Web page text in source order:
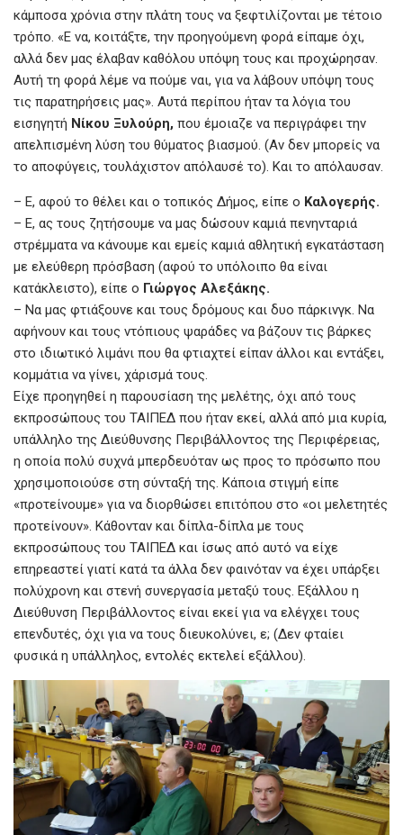
κάμποσα χρόνια στην πλάτη τους να ξεφτιλίζονται με τέτοιο
τρόπο. «Ε να, κοιτάξτε, την προηγούμενη φορά είπαμε όχι,
αλλά δεν μας έλαβαν καθόλου υπόψη τους και προχώρησαν.
Αυτή τη φορά λέμε να πούμε ναι, για να λάβουν υπόψη τους
τις παρατηρήσεις μας». Αυτά περίπου ήταν τα λόγια του
εισηγητή Νίκου Ξυλούρη, που έμοιαζε να περιγράφει την
απελπισμένη λύση του θύματος βιασμού. (Αν δεν μπορείς να
το αποφύγεις, τουλάχιστον απόλαυσέ το). Και το απόλαυσαν.
– Ε, αφού το θέλει και ο τοπικός Δήμος, είπε ο Καλογερής.
– Ε, ας τους ζητήσουμε να μας δώσουν καμιά πενηνταριά
στρέμματα να κάνουμε και εμείς καμιά αθλητική εγκατάσταση
με ελεύθερη πρόσβαση (αφού το υπόλοιπο θα είναι
κατάκλειστο), είπε ο Γιώργος Αλεξάκης.
– Να μας φτιάξουνε και τους δρόμους και δυο πάρκινγκ. Να
αφήνουν και τους ντόπιους ψαράδες να βάζουν τις βάρκες
στο ιδιωτικό λιμάνι που θα φτιαχτεί είπαν άλλοι και εντάξει,
κομμάτια να γίνει, χάρισμά τους.
Είχε προηγηθεί η παρουσίαση της μελέτης, όχι από τους
εκπροσώπους του ΤΑΙΠΕΔ που ήταν εκεί, αλλά από μια κυρία,
υπάλληλο της Διεύθυνσης Περιβάλλοντος της Περιφέρειας,
η οποία πολύ συχνά μπερδευόταν ως προς το πρόσωπο που
χρησιμοποιούσε στη σύνταξή της. Κάποια στιγμή είπε
«προτείνουμε» για να διορθώσει επιτόπου στο «οι μελετητές
προτείνουν». Κάθονταν και δίπλα-δίπλα με τους
εκπροσώπους του ΤΑΙΠΕΔ και ίσως από αυτό να είχε
επηρεαστεί γιατί κατά τα άλλα δεν φαινόταν να έχει υπάρξει
πολύχρονη και στενή συνεργασία μεταξύ τους. Εξάλλου η
Διεύθυνση Περιβάλλοντος είναι εκεί για να ελέγχει τους
επενδυτές, όχι για να τους διευκολύνει, ε; (Δεν φταίει
φυσικά η υπάλληλος, εντολές εκτελεί εξάλλου).